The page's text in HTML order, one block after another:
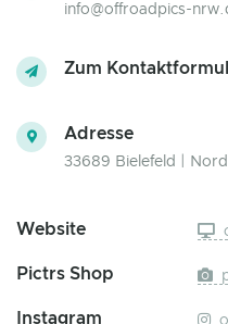
info@offroadpics-
Zum
Adresse
33689 Bielefeld |
Website
Pictrs Shop
Instagram